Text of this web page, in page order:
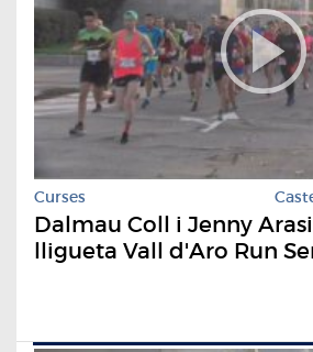
Curses
Dalmau Coll i Jenny
lligueta Vall d'Aro Run